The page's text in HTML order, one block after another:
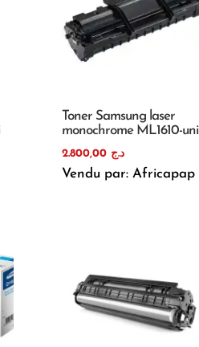
Toner Samsung laser
monochrome ML1610-uni
د.ج 2.800,00
Vendu par: Africapap